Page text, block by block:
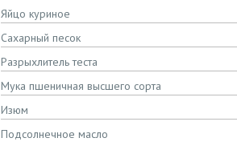
Яйцо куриное
Сахарный песок
Разрыхлитель теста
Мука пшеничная высшего сорта
Изюм
Подсолнечное масло